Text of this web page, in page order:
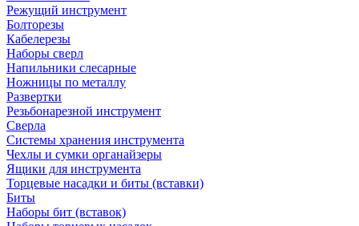
Режущий инструмент
Болторезы
Кабелерезы
Наборы сверл
Напильники слесарные
Ножницы по металлу
Развертки
Резьбонарезной инструмент
Сверла
Системы хранения инструмента
Чехлы и сумки органайзеры
Ящики для инструмента
Торцевые насадки и биты (вставки)
Биты
Наборы бит (вставок)